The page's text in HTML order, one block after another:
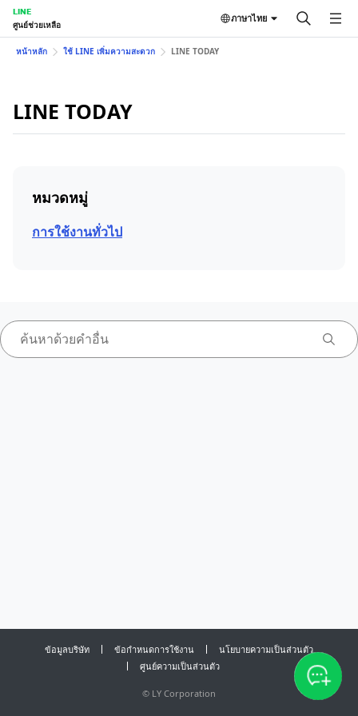
LINE
ศูนย์ช่วยเหลือ
ภาษาไทย
หน้าหลัก ใช้ LINE เพิ่มความสะดวก LINE TODAY
LINE TODAY
หมวดหมู่
การใช้งานทั่วไป
ข้อมูลบริษัท ข้อกำหนดการใช้งาน
นโยบายความเป็นส่วนตัว
ศูนย์ความเป็นส่วนตัว
© LY Corporation